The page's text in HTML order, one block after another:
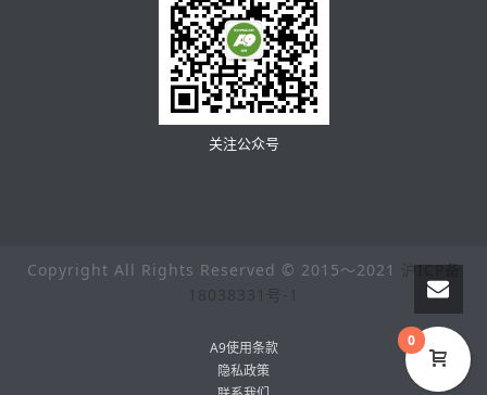
关注公众号
Copyright All Rights Reserved © 2015～2021 沪ICP备
18038331号-1
A9使用条款
隐私政策
0